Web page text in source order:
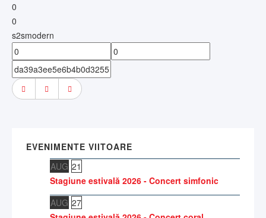
0
0
s2smodern
EVENIMENTE VIITOARE
AUG 21
Stagiune estivală 2026 - Concert simfonic
AUG 27